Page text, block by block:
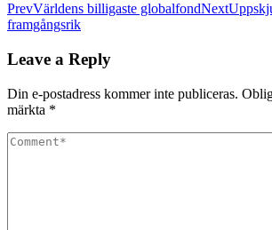
PrevVärldens billigaste globalfondNext
framgångsrik
Leave a Reply
Din e-postadress kommer inte publiceras.
märkta *